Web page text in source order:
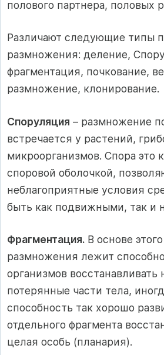
полового партнера, половых
Различают следующие типы
размножения: деление,
фрагментация, почкование,
размножение, клонирование.
Споруляция – размножение
встречается у растений,
микроорганизмов. Спора это
споровой оболочкой,
неблагоприятные условия
быть как подвижными, так и
Фрагментация. В основе
размножения лежит
организмов восстанавливать
потерянные части тела,
способность так хорошо
отдельного фрагмента
целая особь (планария).